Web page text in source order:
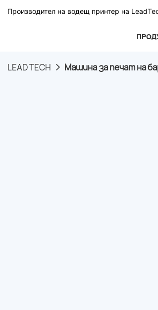
Производител на водещ принтер на
LEAD TECH Машина за печат на